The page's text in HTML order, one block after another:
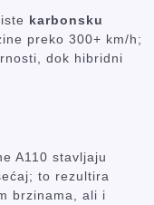
karbonsku
preko 300+ km/h;
dok hibridni
A110 stavljaju
to rezultira
brzinama, ali i